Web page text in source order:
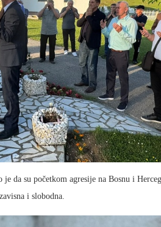
da su početkom agresije na Bosnu i
i slobodna.